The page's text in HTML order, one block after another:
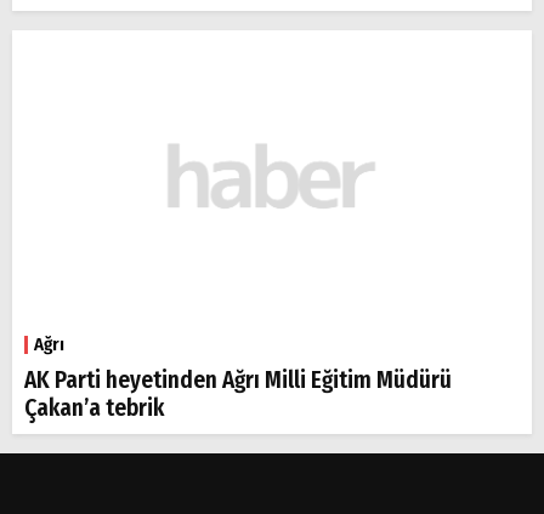
Ağrı
AK Parti heyetinden Ağrı Milli Eğitim Müdürü
Çakan’a tebrik